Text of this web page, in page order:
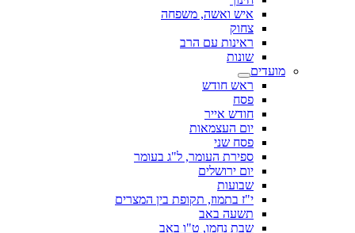
איש ואשה, משפחה
צחוק
ראינות עם הרב
שונות
מועדים
ראש חודש
פסח
חודש אייר
יום העצמאות
פסח שני
ספירת העומר, ל"ג בעומר
יום ירושלים
שבועות
י"ז בתמוז, תקופת בין המצרים
תשעה באב
שבת נחמו, ט"ו באב